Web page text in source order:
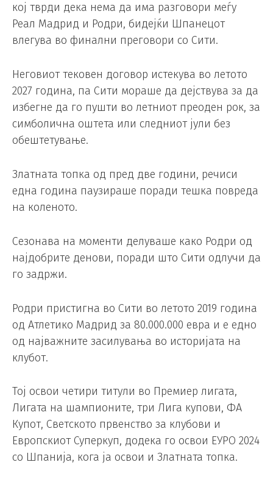
кој тврди дека нема да има разговори меѓу
Реал Мадрид и Родри, бидејќи Шпанецот
влегува во финални преговори со Сити.
Неговиот тековен договор истекува во летото
2027 година, па Сити мораше да дејствува за да
избегне да го пушти во летниот преоден рок, за
симболична оштета или следниот јули без
обештетување.
Златната топка од пред две години, речиси
една година паузираше поради тешка повреда
на коленото.
Сезонава на моменти делуваше како Родри од
најдобрите денови, поради што Сити одлучи да
го задржи.
Родри пристигна во Сити во летото 2019 година
од Атлетико Мадрид за 80.000.000 евра и е едно
од најважните засилувања во историјата на
клубот.
Тој освои четири титули во Премиер лигата,
Лигата на шампионите, три Лига купови, ФА
Купот, Светското првенство за клубови и
Европскиот Суперкуп, додека го освои ЕУРО 2024
со Шпанија, кога ја освои и Златната топка.